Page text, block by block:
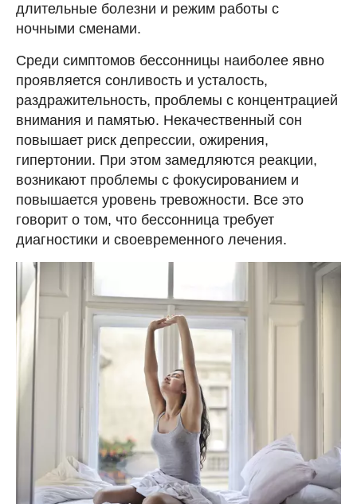
длительные болезни и режим работы с
ночными сменами.
Среди симптомов бессонницы наиболее явно
проявляется сонливость и усталость,
раздражительность, проблемы с концентрацией
внимания и памятью. Некачественный сон
повышает риск депрессии, ожирения,
гипертонии. При этом замедляются реакции,
возникают проблемы с фокусированием и
повышается уровень тревожности. Все это
говорит о том, что бессонница требует
диагностики и своевременного лечения.